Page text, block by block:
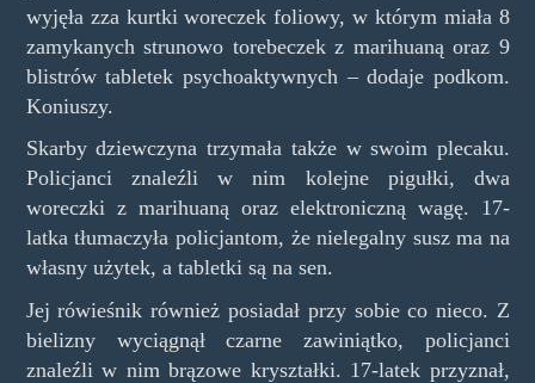
wyjęła zza kurtki woreczek foliowy, w którym miała 8
zamykanych strunowo torebeczek z marihuaną oraz 9
blistrów tabletek psychoaktywnych – dodaje podkom.
Koniuszy.
Skarby dziewczyna trzymała także w swoim plecaku.
Policjanci znaleźli w nim kolejne pigułki, dwa
woreczki z marihuaną oraz elektroniczną wagę. 17-
latka tłumaczyła policjantom, że nielegalny susz ma na
własny użytek, a tabletki są na sen.
Jej rówieśnik również posiadał przy sobie co nieco. Z
bielizny wyciągnął czarne zawiniątko, policjanci
znaleźli w nim brązowe kryształki. 17-latek przyznał,